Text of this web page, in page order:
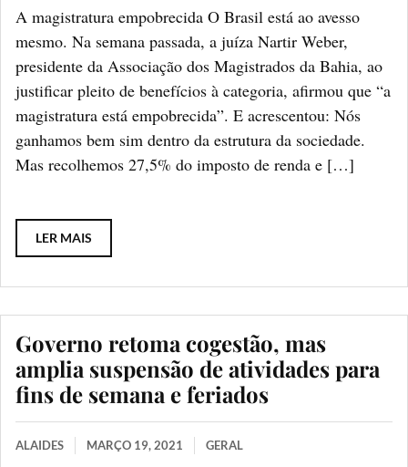
A magistratura empobrecida O Brasil está ao avesso
mesmo. Na semana passada, a juíza Nartir Weber,
presidente da Associação dos Magistrados da Bahia, ao
justificar pleito de benefícios à categoria, afirmou que “a
magistratura está empobrecida”. E acrescentou: Nós
ganhamos bem sim dentro da estrutura da sociedade.
Mas recolhemos 27,5% do imposto de renda e […]
LER MAIS
Governo retoma cogestão, mas
amplia suspensão de atividades para
fins de semana e feriados
ALAIDES MARÇO 19, 2021 GERAL